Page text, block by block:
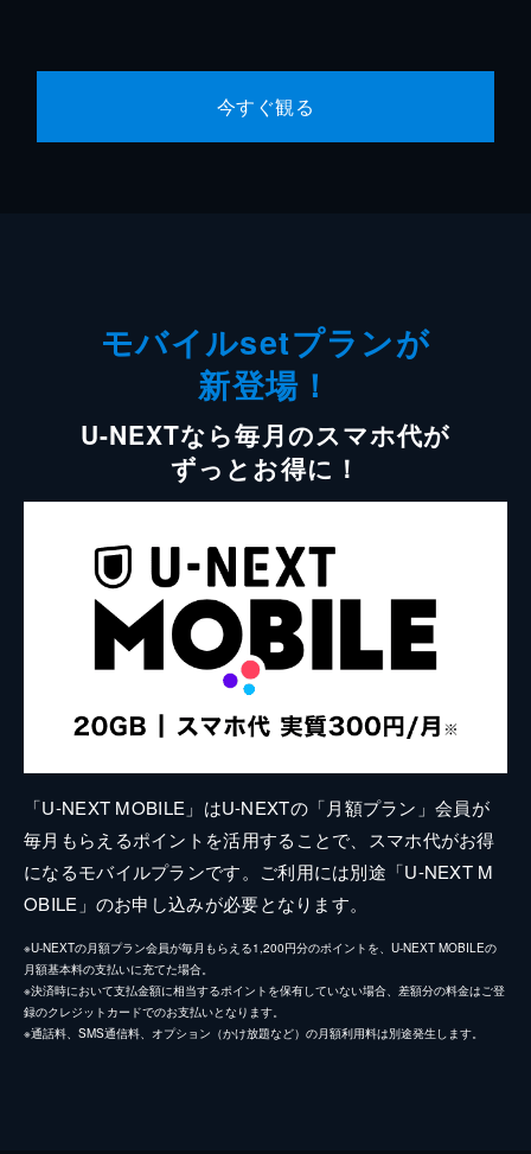
今すぐ観る
モバイルsetプランが
新登場！
U-NEXTなら毎月のスマホ代が
ずっとお得に！
「U-NEXT MOBILE」はU-NEXTの「月額プラン」会員が
毎月もらえるポイントを活用することで、スマホ代がお得
になるモバイルプランです。ご利用には別途「U-NEXT M
OBILE」のお申し込みが必要となります。
※U-NEXTの月額プラン会員が毎月もらえる1,200円分のポイントを、U-NEXT MOBILEの
月額基本料の支払いに充てた場合。
※決済時において支払金額に相当するポイントを保有していない場合、差額分の料金はご登
録のクレジットカードでのお支払いとなります。
※通話料、SMS通信料、オプション（かけ放題など）の月額利用料は別途発生します。